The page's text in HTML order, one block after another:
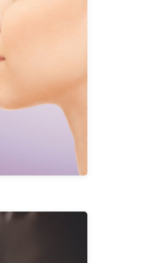
Trendler